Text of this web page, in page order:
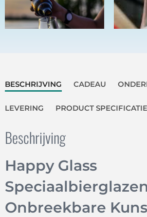
BESCHRIJVING CADEAU
LEVERING PRODUCT
Beschrijving
Happy Glass
Onbreekbare